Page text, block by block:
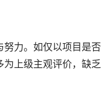
力。如仅以项目是
上级主观评价，缺